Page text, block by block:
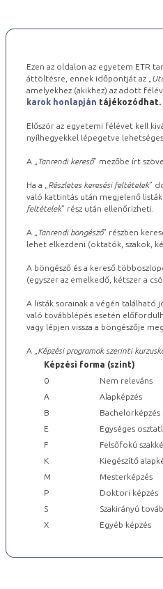
Ezen az oldalon az egyetem ETR
áttöltésre, ennek időpontját az „
amelyekhez (akikhez) az adott
karok honlapján tájékozódhat.
Először az egyetemi félévet kell
nyílhegyekkel lépegetve
A „ Tanrendi kereső” mezőbe írt
Ha a „ Részletes keresési feltételek”
való kattintás után megjelenő
feltételek” rész után ellenőrizheti.
A „ Tanrendi böngésző” részben
lehet elkezdeni (oktatók, szakok,
A böngésző és a kereső
(egyszer az emelkedő, kétszer a
A listák sorainak a végén található
való továbblépés esetén
vagy lépjen vissza a böngészője
A „ Képzési programok szerinti
Képzési forma (szint)
0
Nem releváns
A
Alapképzés
B
Bachelorképzés
E
Egységes
F
Felsőfokú
K
Kiegészítő
M
Mesterképzés
P
Doktori képzés
S
Szakirányú
X
Egyéb képzés